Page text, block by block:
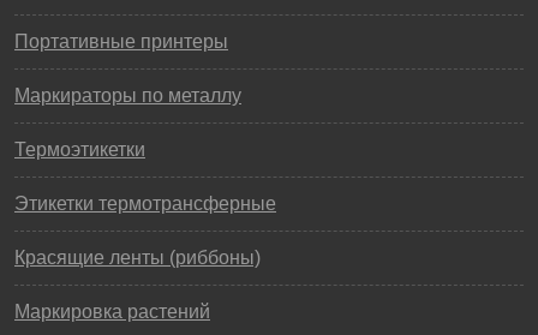
Портативные принтеры
Маркираторы по металлу
Термоэтикетки
Этикетки термотрансферные
Красящие ленты (риббоны)
Маркировка растений